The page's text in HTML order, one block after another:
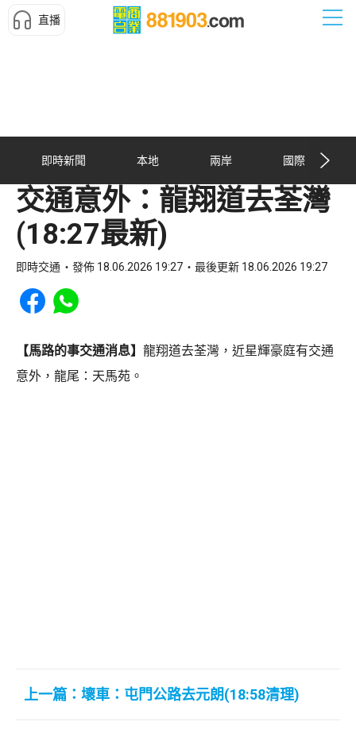
直播
即時新聞 本地 兩岸 國際
交通意外：龍翔道去荃灣
(18:27最新)
即時交通 發佈 18.06.2026 19:27 最後更新 18.06.2026 19:27
Share to Facebook
Share to WhatsApp
【馬路的事交通消息】 龍翔道去荃灣，近星輝豪庭有交通
意外，龍尾：天馬苑。
上一篇：壞車：屯門公路去元朗(18:58清理)